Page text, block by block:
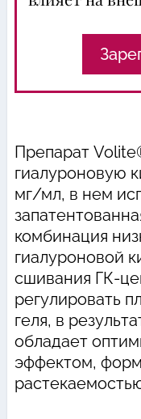
Препарат
гиалуроновую
мг/мл, в нем
комбинация
гиалуроновой
сшивания ГК-
регулировать
геля, в
обладает
эффектом,